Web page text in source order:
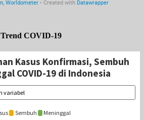
Trend COVID-19